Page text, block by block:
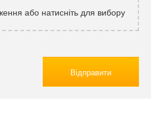
або натисніть для вибору
Відправити